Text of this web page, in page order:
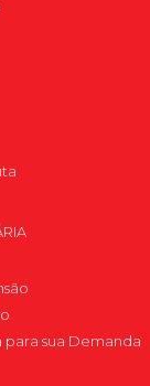
sua Demanda